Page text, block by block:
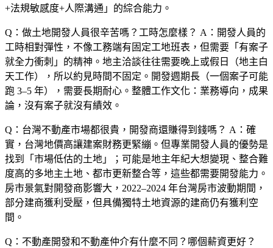
+法規敏感度+人際溝通」的綜合能力。
Q：做土地開發人員很辛苦嗎？工時怎麼樣？ A：開發人員的
工時相對彈性，不像工務端有固定工地班表，但需要「有案子
就全力衝刺」的精神。地主洽談往往需要晚上或假日（地主白
天工作），所以約見時間不固定。開發週期長（一個案子可能
跑 3–5 年），需要長期耐心。整體工作文化：業務導向，成果
論，沒有案子就沒有績效。
Q：台灣不動產市場都很貴，開發商還賺得到錢嗎？ A：確
實，台灣地價高讓建案財務更緊繃。但專業開發人員的優勢是
找到「市場低估的土地」；可能是地主年紀大想變現、整合難
度高的多地主土地、都市更新整合等，這些都需要開發能力。
房市景氣對開發商影響大，2022–2024 年台灣房市波動期間，
部分建商獲利受壓，但具備獨特土地資源的建商仍有獲利空
間。
Q：不動產開發和不動產仲介有什麼不同？哪個薪資更好？